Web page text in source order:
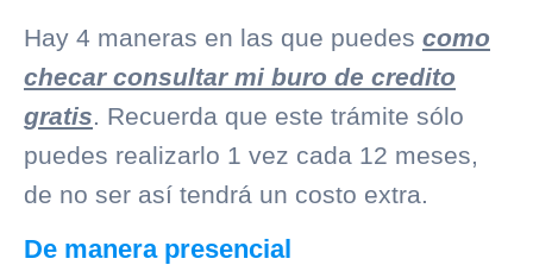
Hay 4 maneras en las que puedes como
checar consultar mi buro de credito
gratis. Recuerda que este trámite sólo
puedes realizarlo 1 vez cada 12 meses,
de no ser así tendrá un costo extra.
De manera presencial